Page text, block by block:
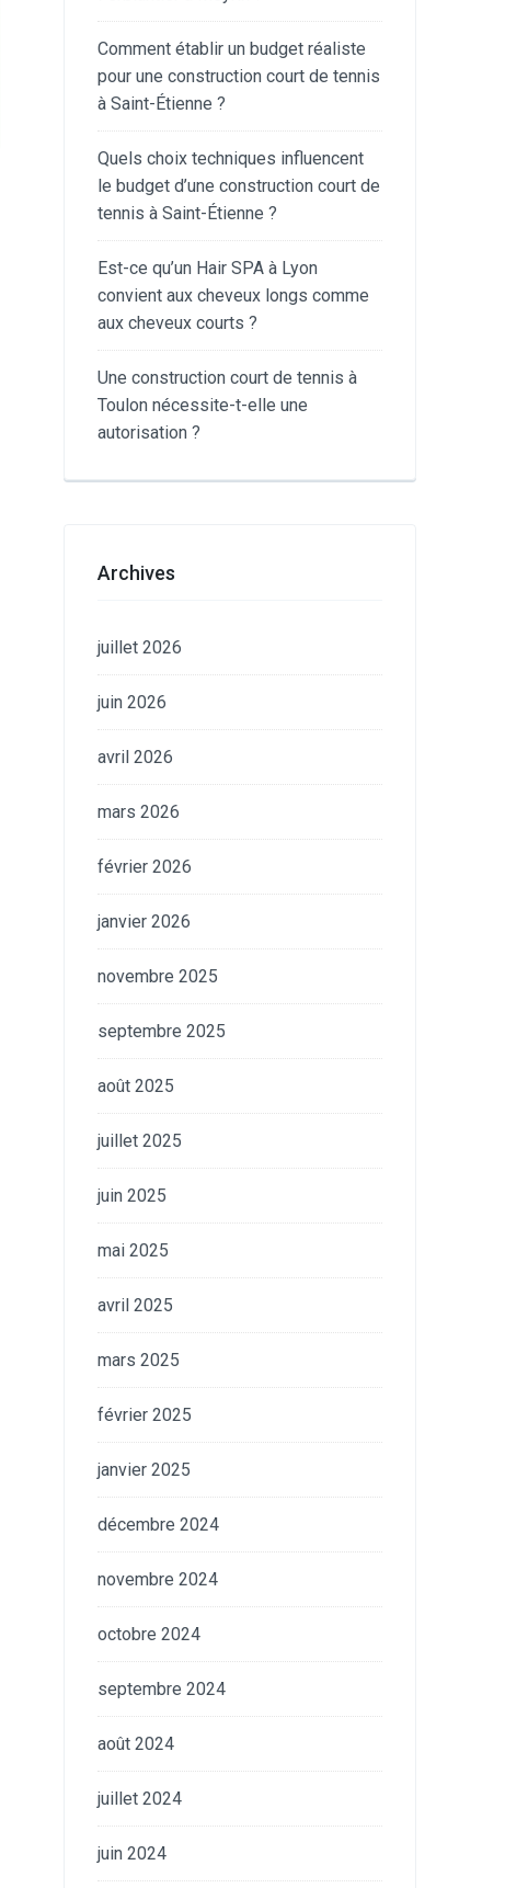
Comment établir un budget réaliste
pour une construction court de tennis
à Saint-Étienne ?
Quels choix techniques influencent
le budget d’une construction court de
tennis à Saint-Étienne ?
Est-ce qu’un Hair SPA à Lyon
convient aux cheveux longs comme
aux cheveux courts ?
Une construction court de tennis à
Toulon nécessite-t-elle une
autorisation ?
Archives
juillet 2026
juin 2026
avril 2026
mars 2026
février 2026
janvier 2026
novembre 2025
septembre 2025
août 2025
juillet 2025
juin 2025
mai 2025
avril 2025
mars 2025
février 2025
janvier 2025
décembre 2024
novembre 2024
octobre 2024
septembre 2024
août 2024
juillet 2024
juin 2024